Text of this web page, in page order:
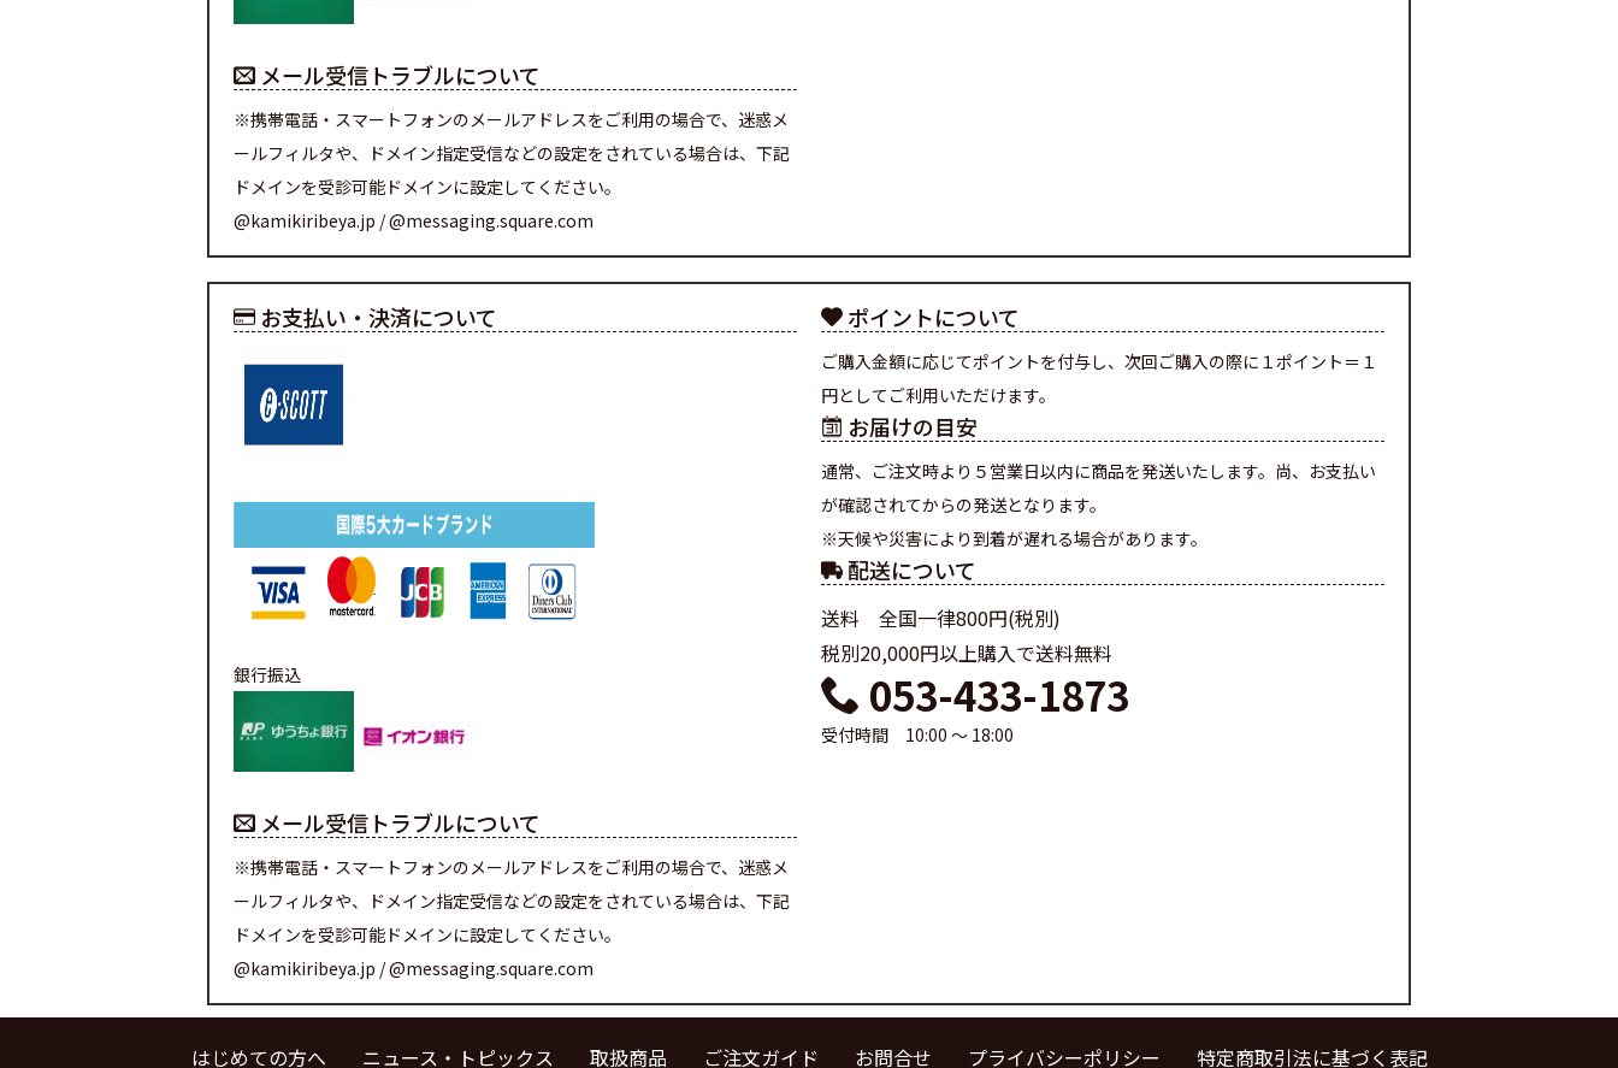
メール受信トラブルについて
※携帯電話・スマートフォンのメールアドレスをご利用の場合で、迷惑メ
ールフィルタや、ドメイン指定受信などの設定をされている場合は、下記
ドメインを受診可能ドメインに設定してください。
@kamikiribeya.jp / @messaging.square.com
お支払い・決済について
銀行振込
メール受信トラブルについて
※携帯電話・スマートフォンのメールアドレスをご利用の場合で、迷惑メ
ールフィルタや、ドメイン指定受信などの設定をされている場合は、下記
ドメインを受診可能ドメインに設定してください。
@kamikiribeya.jp / @messaging.square.com
ポイントについて
ご購入金額に応じてポイントを付与し、次回ご購入の際に１ポイント＝１
円としてご利用いただけます。
お届けの目安
通常、ご注文時より５営業日以内に商品を発送いたします。尚、お支払い
が確認されてからの発送となります。
※天候や災害により到着が遅れる場合があります。
配送について
送料 全国一律800円(税別)
税別20,000円以上購入で送料無料
053-433-1873
受付時間 10:00 ～ 18:00
はじめての方へ ニュース・トピックス 取扱商品 ご注文ガイド お問合せ プライバシーポリシー 特定商取引法に基づく表記